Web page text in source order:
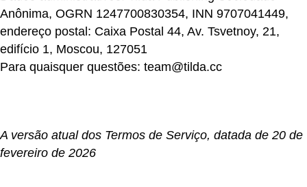
Anônima, OGRN 1247700830354, INN 9707041449,
endereço postal: Caixa Postal 44, Av. Tsvetnoy, 21,
edifício 1, Moscou, 127051
Para quaisquer questões: team@tilda.cc
A versão atual dos Termos de Serviço, datada de 20 de
fevereiro de 2026